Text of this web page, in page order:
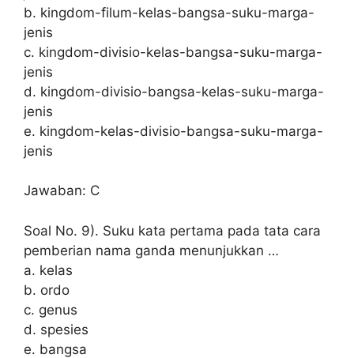
b. kingdom-filum-kelas-bangsa-suku-marga-
jenis
c. kingdom-divisio-kelas-bangsa-suku-marga-
jenis
d. kingdom-divisio-bangsa-kelas-suku-marga-
jenis
e. kingdom-kelas-divisio-bangsa-suku-marga-
jenis
Jawaban: C
Soal No. 9). Suku kata pertama pada tata cara
pemberian nama ganda menunjukkan …
a. kelas
b. ordo
c. genus
d. spesies
e. bangsa